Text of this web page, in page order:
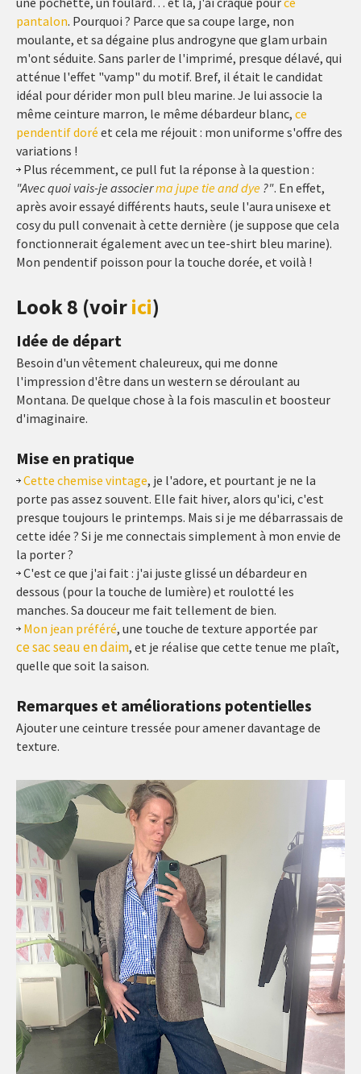
pantalon. Pourquoi ? Parce que sa coupe large, non
moulante, et sa dégaine plus androgyne que glam urbain
m'ont séduite. Sans parler de l'imprimé, presque délavé, qui
atténue l'effet "vamp" du motif. Bref, il était le candidat
idéal pour dérider mon pull bleu marine. Je lui associe la
même ceinture marron, le même débardeur blanc, ce
pendentif doré et cela me réjouit : mon uniforme s'offre des
variations !
Plus récemment, ce pull fut la réponse à la question :
"Avec quoi vais-je associerma jupe tie and dye ?". En effet,
après avoir essayé différents hauts, seule l'aura unisexe et
cosy du pull convenait à cette dernière (je suppose que cela
fonctionnerait également avec un tee-shirt bleu marine).
Mon pendentif poisson pour la touche dorée, et voilà !
Look 8 (voirici)
Idée de départ
Besoin d'un vêtement chaleureux, qui me donne
l'impression d'être dans un western se déroulant au
Montana. De quelque chose à la fois masculin et boosteur
d'imaginaire.
Mise en pratique
Cette chemise vintage, je l'adore, et pourtant je ne la
porte pas assez souvent. Elle fait hiver, alors qu'ici, c'est
presque toujours le printemps. Mais si je me débarrassais de
cette idée ? Si je me connectais simplement à mon envie de
la porter ?
C'est ce que j'ai fait : j'ai juste glissé un débardeur en
dessous (pour la touche de lumière) et roulotté les
manches. Sa douceur me fait tellement de bien.
Mon jean préféré, une touche de texture apportée par
ce sac seau en daim, et je réalise que cette tenue me plaît,
quelle que soit la saison.
Remarques et améliorations potentielles
Ajouter une ceinture tressée pour amener davantage de
texture.